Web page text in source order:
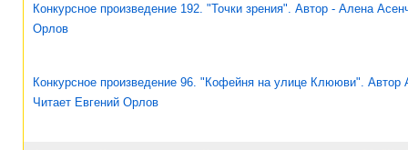
Конкурсное произведение 192. "Точки зрения". Автор - Алена
Орлов
Конкурсное произведение 96. "Кофейня на улице Клююви". Автор
Читает Евгений Орлов